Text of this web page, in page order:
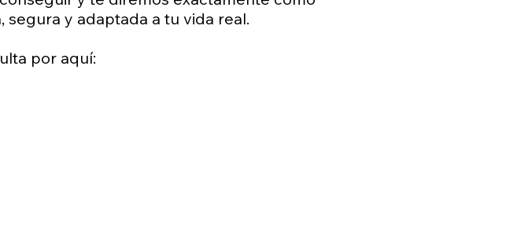
y adaptada a tu vida real.
por aquí: